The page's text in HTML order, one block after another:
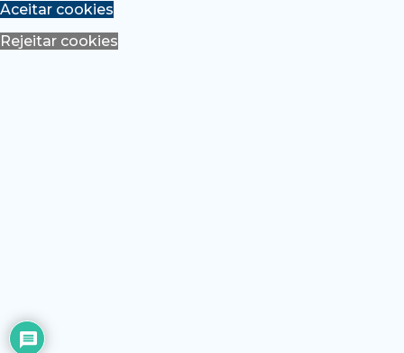
Aceitar cookies
Rejeitar cookies